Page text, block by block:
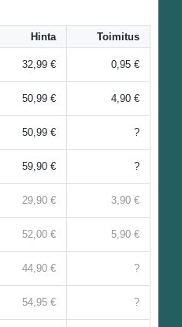
Hinta Toimitus
32,99 € 0,95 €
50,99 € 4,90 €
50,99 € ?
59,90 € ?
29,90 € 3,90 €
52,00 € 5,90 €
44,90 € ?
54,95 € ?